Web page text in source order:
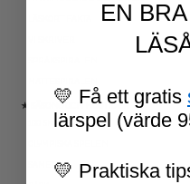
★ SÄSONG OCH HÖGTIDER
100 SKOLDAGAR
SAMER
EN
💛 Få ett gratis
lärspel (värde
💛 Praktiska